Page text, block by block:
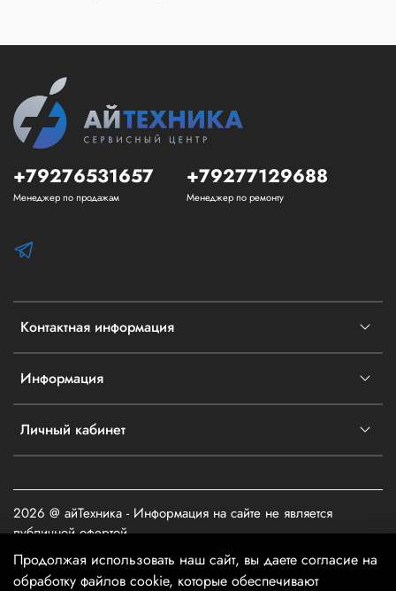
Контактная информация
Информация
Личный кабинет
+79276531657
Менеджер по продажам
+79277129688
Менеджер по ремонту
2026 @ айТехника - Информация на сайте не является
публичной офертой
Продолжая использовать наш сайт, вы даете согласие на
обработку файлов cookie, которые обеспечивают